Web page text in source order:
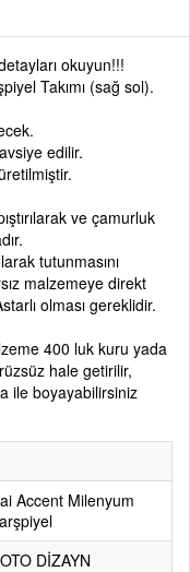
okuyun!!!
Takımı (sağ sol).
edilir.
ve çamurluk
tutunmasını
malzemeye direkt
olması gereklidir.
400 luk kuru yada
hale getirilir,
ile boyayabilirsiniz
Accent Milenyum
DİZAYN